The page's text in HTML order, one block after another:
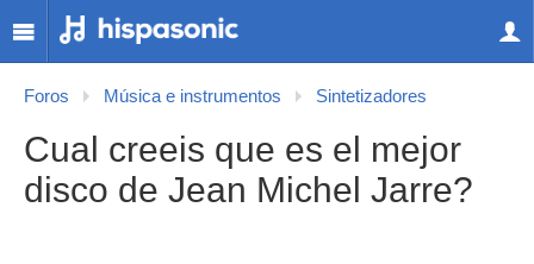
Foros Música e instrumentos Sintetizadores
Cual creeis que es el mejor
disco de Jean Michel Jarre?